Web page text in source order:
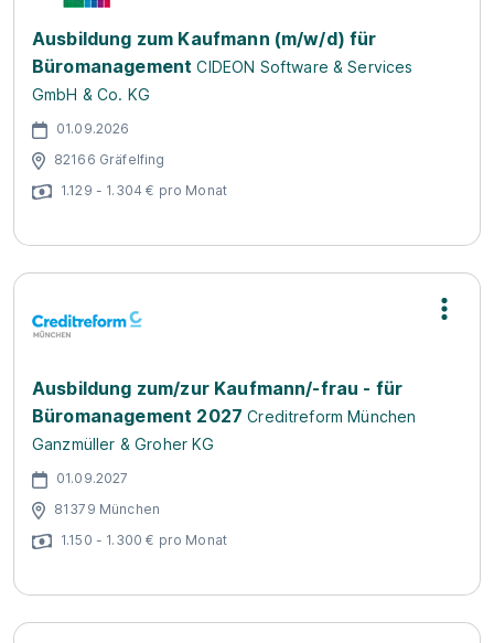
Ausbildung zum Kaufmann (m/w/d) für
Büromanagement CIDEON Software & Services
GmbH & Co. KG
01.09.2026
82166 Gräfelfing
1.129 - 1.304 € pro Monat
Ausbildung zum/zur Kaufmann/-frau - für
Büromanagement 2027 Creditreform München
Ganzmüller & Groher KG
01.09.2027
81379 München
1.150 - 1.300 € pro Monat